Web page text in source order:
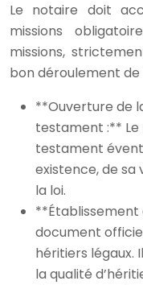
Le notaire doit
missions
missions,
bon déroulement
**Ouverture de
testament :** Le
testament
existence, de
la loi.
**Établissement
document
héritiers légaux.
la qualité